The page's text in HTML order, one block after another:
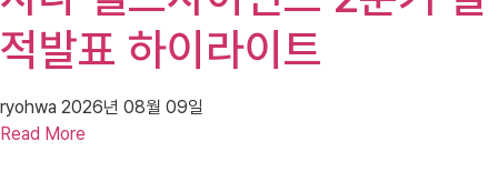
적발표 하이라이트
ryohwa 2026년 08월 09일
Read More